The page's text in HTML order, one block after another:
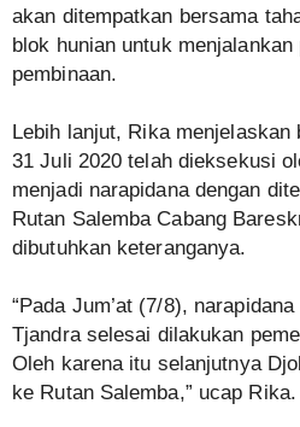
akan ditempatkan bersama
blok hunian untuk menjalankan
pembinaan.
Lebih lanjut, Rika menjelaskan
31 Juli 2020 telah dieksekusi
menjadi narapidana dengan
Rutan Salemba Cabang
dibutuhkan keteranganya.
“Pada Jum’at (7/8),
Tjandra selesai dilakukan
Oleh karena itu selanjutnya
ke Rutan Salemba,” ucap Rika.